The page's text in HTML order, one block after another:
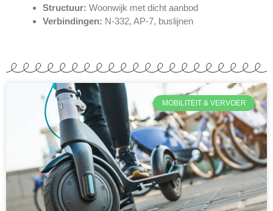
Structuur: Woonwijk met dicht aanbod
Verbindingen: N-332, AP-7, buslijnen
MOBILITEIT & VERVOER